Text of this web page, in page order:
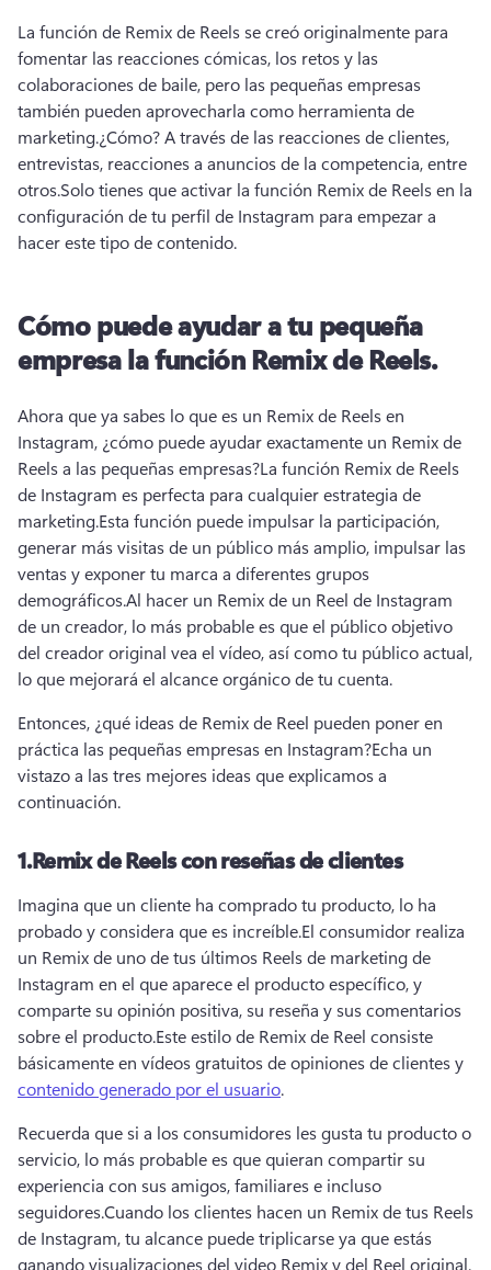
La función de Remix de Reels se creó originalmente para
fomentar las reacciones cómicas, los retos y las
colaboraciones de baile, pero las pequeñas empresas
también pueden aprovecharla como herramienta de
marketing.¿Cómo? A través de las reacciones de clientes,
entrevistas, reacciones a anuncios de la competencia, entre
otros.Solo tienes que activar la función Remix de Reels en la
configuración de tu perfil de Instagram para empezar a
hacer este tipo de contenido.
Cómo puede ayudar a tu pequeña
empresa la función Remix de Reels.
Ahora que ya sabes lo que es un Remix de Reels en
Instagram, ¿cómo puede ayudar exactamente un Remix de
Reels a las pequeñas empresas?La función Remix de Reels
de Instagram es perfecta para cualquier estrategia de
marketing.Esta función puede impulsar la participación,
generar más visitas de un público más amplio, impulsar las
ventas y exponer tu marca a diferentes grupos
demográficos.Al hacer un Remix de un Reel de Instagram
de un creador, lo más probable es que el público objetivo
del creador original vea el vídeo, así como tu público actual,
lo que mejorará el alcance orgánico de tu cuenta.
Entonces, ¿qué ideas de Remix de Reel pueden poner en
práctica las pequeñas empresas en Instagram?Echa un
vistazo a las tres mejores ideas que explicamos a
continuación.
1.Remix de Reels con reseñas de clientes
Imagina que un cliente ha comprado tu producto, lo ha
probado y considera que es increíble.El consumidor realiza
un Remix de uno de tus últimos Reels de marketing de
Instagram en el que aparece el producto específico, y
comparte su opinión positiva, su reseña y sus comentarios
sobre el producto.Este estilo de Remix de Reel consiste
básicamente en vídeos gratuitos de opiniones de clientes y
contenido generado por el usuario.
Recuerda que si a los consumidores les gusta tu producto o
servicio, lo más probable es que quieran compartir su
experiencia con sus amigos, familiares e incluso
seguidores.Cuando los clientes hacen un Remix de tus Reels
de Instagram, tu alcance puede triplicarse ya que estás
ganando visualizaciones del video Remix y del Reel original.